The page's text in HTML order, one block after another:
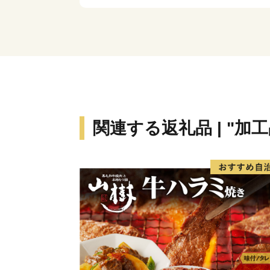
関連する返礼品 | "加